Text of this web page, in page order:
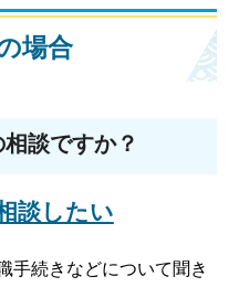
場合
談ですか？
談したい
手続きなどについて聞き